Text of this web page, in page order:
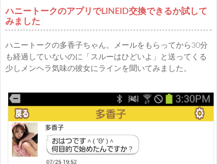
ハニートークのアプリでLINEID交換できるか試して
みました
ハニートークの多香子ちゃん。メールをもらってから30分
も経過していないのに「スルーはひどいよ」と送ってくる
少しメンヘラ気味の彼女にラインを聞いてみました。